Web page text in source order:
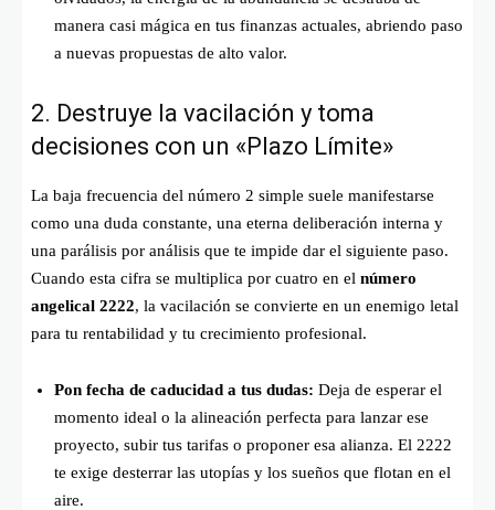
manera casi mágica en tus finanzas actuales, abriendo paso
a nuevas propuestas de alto valor.
2. Destruye la vacilación y toma
decisiones con un «Plazo Límite»
La baja frecuencia del número 2 simple suele manifestarse
como una duda constante, una eterna deliberación interna y
una parálisis por análisis que te impide dar el siguiente paso.
Cuando esta cifra se multiplica por cuatro en el número
angelical 2222, la vacilación se convierte en un enemigo letal
para tu rentabilidad y tu crecimiento profesional.
Pon fecha de caducidad a tus dudas: Deja de esperar el
momento ideal o la alineación perfecta para lanzar ese
proyecto, subir tus tarifas o proponer esa alianza. El 2222
te exige desterrar las utopías y los sueños que flotan en el
aire.